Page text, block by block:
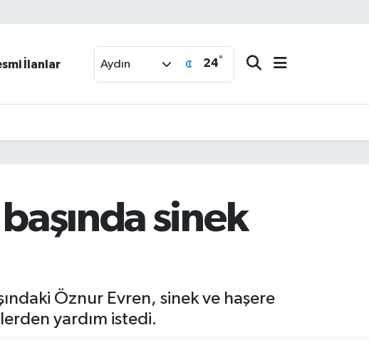
İlanlar Aydın 24°
sinek
Öznur Evren, sinek ve haşere
yardım istedi.